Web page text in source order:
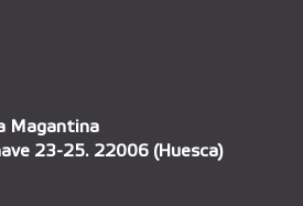
Magantina
23-25. 22006 (Huesca)